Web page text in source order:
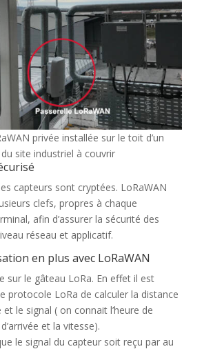
privée installée sur le toit d’un
site industriel à couvrir
capteurs sont cryptées. LoRaWAN
clefs, propres à chaque
afin d’assurer la sécurité des
réseau et applicatif.
en plus avec LoRaWAN
sur le gâteau LoRa. En effet il est
protocole LoRa de calculer la distance
et le signal ( on connait l’heure de
et la vitesse).
le signal du capteur soit reçu par au